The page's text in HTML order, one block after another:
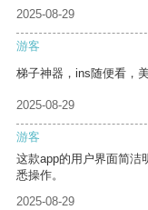
2025-08-29
游客
梯子神器，ins随便看，
2025-08-29
游客
这款app的用户界面简洁
悉操作。
2025-08-29